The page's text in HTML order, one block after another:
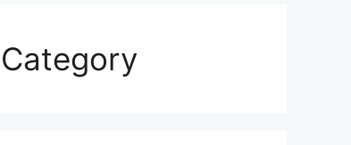
Category